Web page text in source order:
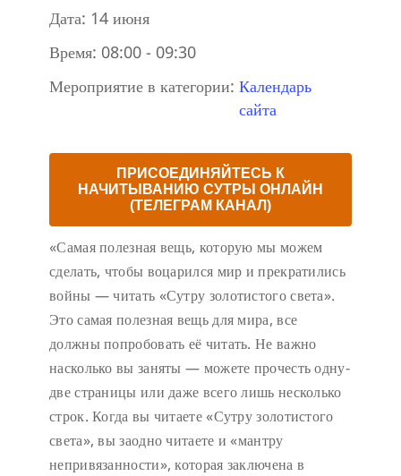
Дата: 14 июня
Время: 08:00 - 09:30
Мероприятие в категории: Календарь
сайта
ПРИСОЕДИНЯЙТЕСЬ К
НАЧИТЫВАНИЮ СУТРЫ ОНЛАЙН
(ТЕЛЕГРАМ КАНАЛ)
«Самая полезная вещь, которую мы можем
сделать, чтобы воцарился мир и прекратились
войны — читать «Сутру золотистого света».
Это самая полезная вещь для мира, все
должны попробовать её читать. Не важно
насколько вы заняты — можете прочесть одну-
две страницы или даже всего лишь несколько
строк. Когда вы читаете «Сутру золотистого
света», вы заодно читаете и «мантру
непривязанности», которая заключена в